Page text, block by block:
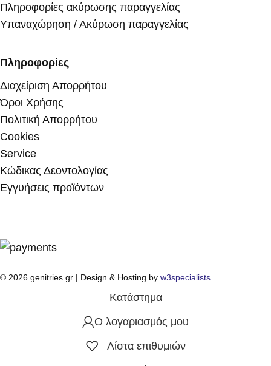
Πληροφορίες ακύρωσης παραγγελίας
Υπαναχώρηση / Ακύρωση παραγγελίας
Πληροφορίες
Διαχείριση Απορρήτου
Όροι Χρήσης
Πολιτική Απορρήτου
Cookies
Service
Κώδικας Δεοντολογίας
Εγγυήσεις προϊόντων
© 2026 genitries.gr | Design & Hosting by w3specialists
Κατάστημα
Ο λογαριασμός μου
Λίστα επιθυμιών